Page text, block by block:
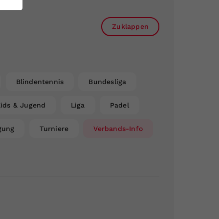
Zuklappen
Blindentennis Bundesliga
& Jugend Liga Padel
Turniere Verbands-Info